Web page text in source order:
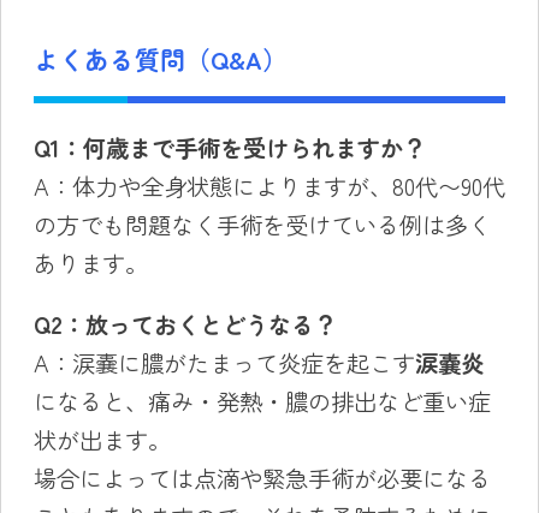
よくある質問（Q&A）
Q1 ：何歳まで手術を受けられますか？
A：体力や全身状態によりますが、80代〜90代
の方でも問題なく手術を受けている例は多く
あります。
Q2 ：放っておくとどうなる？
A：涙嚢に膿がたまって炎症を起こす涙嚢炎
になると、痛み・発熱・膿の排出など重い症
状が出ます。
場合によっては点滴や緊急手術が必要になる